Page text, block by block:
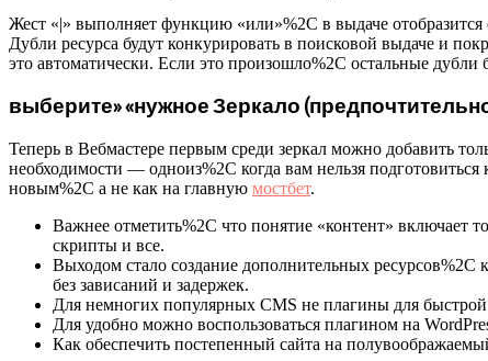
Жест «|» выполняет функцию «или»%2C в выдаче
Дубли ресурса будут конкурировать в поисковой выдаче и
это автоматически. Если это произошло%2C остальные дубли
выберите» «нужное Зеркало (предпочтительно
Теперь в Вебмастере первым среди зеркал можно добавить
необходимости — одноиз%2C когда вам нельзя
новым%2C а не как на главную мостбет.
Важнее отметить%2C что понятие «контент» включает
скрипты и все.
Выходом стало создание дополнительных ресурсов%2C
без зависаний и задержек.
Для немногих популярных CMS не плагины для
Для удобно можно воспользоваться плагином на
Как обеспечить постепенный сайта на